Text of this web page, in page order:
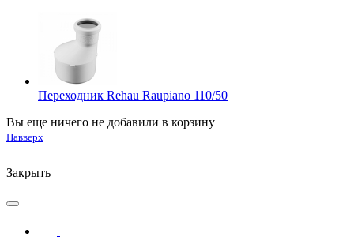
Переходник Rehau Raupiano 110/50
Вы еще ничего не добавили в корзину
Навверх
Закрыть